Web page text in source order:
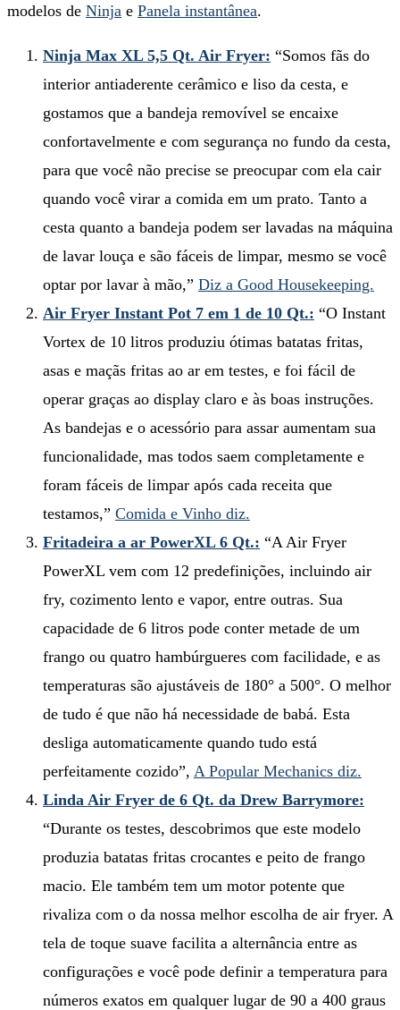
modelos de Ninja e Panela instantânea.
Ninja Max XL 5,5 Qt. Air Fryer: “Somos fãs do
interior antiaderente cerâmico e liso da cesta, e
gostamos que a bandeja removível se encaixe
confortavelmente e com segurança no fundo da cesta,
para que você não precise se preocupar com ela cair
quando você virar a comida em um prato. Tanto a
cesta quanto a bandeja podem ser lavadas na máquina
de lavar louça e são fáceis de limpar, mesmo se você
optar por lavar à mão,” Diz a Good Housekeeping.
Air Fryer Instant Pot 7 em 1 de 10 Qt.: “O Instant
Vortex de 10 litros produziu ótimas batatas fritas,
asas e maçãs fritas ao ar em testes, e foi fácil de
operar graças ao display claro e às boas instruções.
As bandejas e o acessório para assar aumentam sua
funcionalidade, mas todos saem completamente e
foram fáceis de limpar após cada receita que
testamos,” Comida e Vinho diz.
Fritadeira a ar PowerXL 6 Qt.: “A Air Fryer
PowerXL vem com 12 predefinições, incluindo air
fry, cozimento lento e vapor, entre outras. Sua
capacidade de 6 litros pode conter metade de um
frango ou quatro hambúrgueres com facilidade, e as
temperaturas são ajustáveis ​​de 180° a 500°. O melhor
de tudo é que não há necessidade de babá. Esta
desliga automaticamente quando tudo está
perfeitamente cozido”, A Popular Mechanics diz.
Linda Air Fryer de 6 Qt. da Drew Barrymore:
“Durante os testes, descobrimos que este modelo
produzia batatas fritas crocantes e peito de frango
macio. Ele também tem um motor potente que
rivaliza com o da nossa melhor escolha de air fryer. A
tela de toque suave facilita a alternância entre as
configurações e você pode definir a temperatura para
números exatos em qualquer lugar de 90 a 400 graus